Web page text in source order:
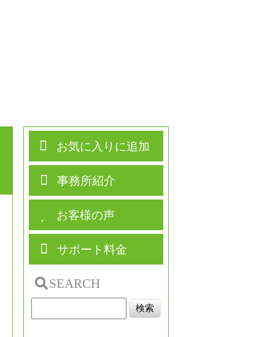
お気に入りに追加
事務所紹介
お客様の声
サポート料金
SEARCH